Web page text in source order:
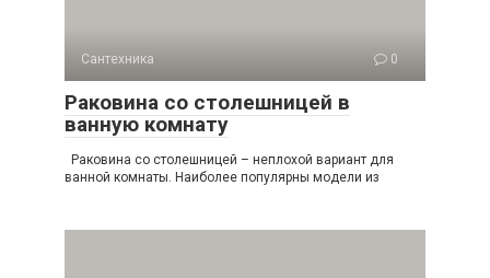
Сантехника 0
Раковина со столешницей в
ванную комнату
Раковина со столешницей – неплохой вариант для
ванной комнаты. Наиболее популярны модели из